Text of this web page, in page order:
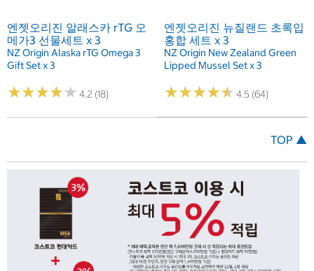
엔젯오리진 알래스카 rTG 오
메가3 선물세트 x 3
NZ Origin Alaska rTG Omega 3
Gift Set x 3
★★★★★
★★★★★ 4.2 (18)
엔젯오리진 뉴질랜드 초록입
홍합 세트 x 3
NZ Origin New Zealand Green
Lipped Mussel Set x 3
★★★★★
★★★★★ 4.5 (64)
TOP ▲